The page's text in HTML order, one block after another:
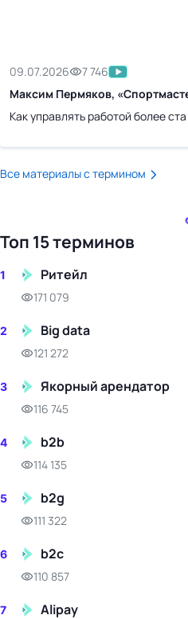
09.07.2026
7 746
Максим Пермяков,
Как управлять работой более
Все материалы с термином
Топ 15 терминов
1 Ритейл
171 079
2 Big data
121 272
3 Якорный арендатор
116 745
4 b2b
114 135
5 b2g
111 322
6 b2c
110 857
7 Alipay